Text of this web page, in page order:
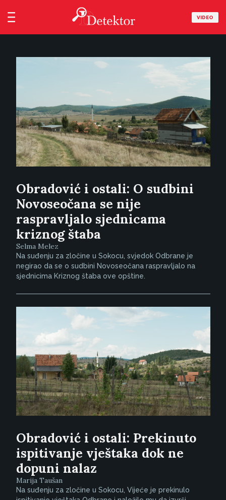
VIDEO
Obradović i ostali: O sudbini
Novoseočana se nije
raspravljalo sjednicama
kriznog štaba
Selma Melez
Na suđenju za zločine u Sokocu, svjedok Odbrane je
negirao da se o sudbini Novoseočana raspravljalo na
sjednicima Kriznog štaba ove opštine.
Obradović i ostali: Prekinuto
ispitivanje vještaka dok ne
dopuni nalaz
Marija Taušan
Na suđenju za zločine u Sokocu, Vijeće je prekinulo